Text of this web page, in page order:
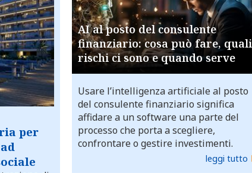
per
AI al posto del consulente
finanziario: cosa può fare, quali
rischi ci sono e quando serve
Usare l’intelligenza artificiale al posto
del consulente finanziario significa
affidare a un software una parte del
processo che porta a scegliere,
confrontare o gestire investimenti.
leggi tutto